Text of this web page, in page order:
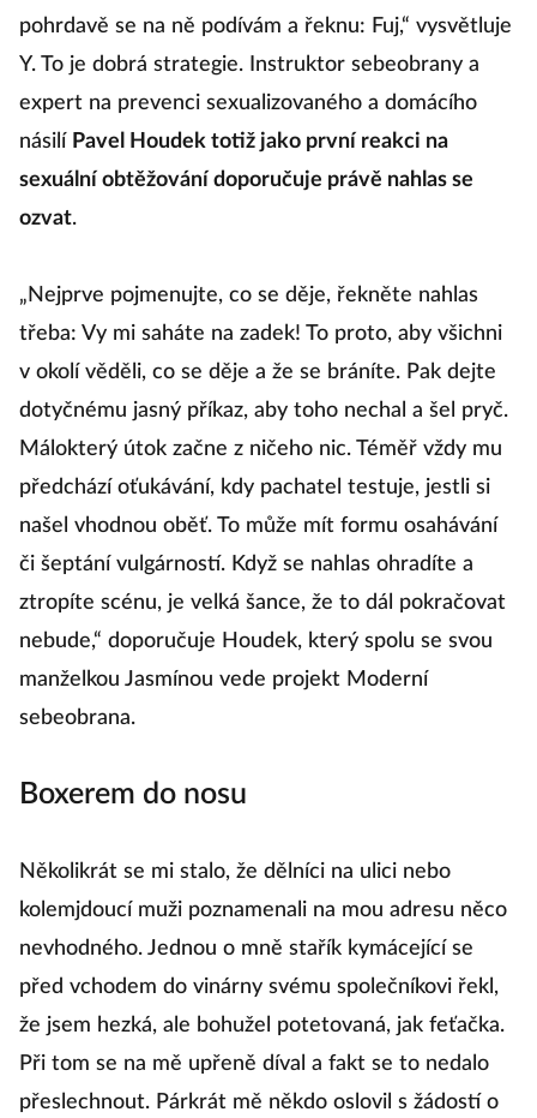
pohrdavě se na ně podívám a řeknu: Fuj,“ vysvětluje
Y. To je dobrá strategie. Instruktor sebeobrany a
expert na prevenci sexualizovaného a domácího
násilí Pavel Houdek totiž jako první reakci na
sexuální obtěžování doporučuje právě nahlas se
ozvat.
„Nejprve pojmenujte, co se děje, řekněte nahlas
třeba: Vy mi saháte na zadek! To proto, aby všichni
v okolí věděli, co se děje a že se bráníte. Pak dejte
dotyčnému jasný příkaz, aby toho nechal a šel pryč.
Málokterý útok začne z ničeho nic. Téměř vždy mu
předchází oťukávání, kdy pachatel testuje, jestli si
našel vhodnou oběť. To může mít formu osahávání
či šeptání vulgárností. Když se nahlas ohradíte a
ztropíte scénu, je velká šance, že to dál pokračovat
nebude,“ doporučuje Houdek, který spolu se svou
manželkou Jasmínou vede projekt Moderní
sebeobrana.
Boxerem do nosu
Několikrát se mi stalo, že dělníci na ulici nebo
kolemjdoucí muži poznamenali na mou adresu něco
nevhodného. Jednou o mně stařík kymácející se
před vchodem do vinárny svému společníkovi řekl,
že jsem hezká, ale bohužel potetovaná, jak feťačka.
Při tom se na mě upřeně díval a fakt se to nedalo
přeslechnout. Párkrát mě někdo oslovil s žádostí o